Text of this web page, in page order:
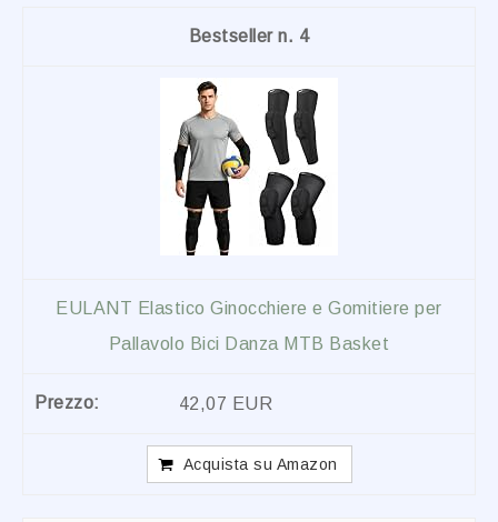
4
EULANT Elastico Ginocchiere e Gomitiere per
Pallavolo Bici Danza MTB Basket
42,07 EUR
Acquista su Amazon